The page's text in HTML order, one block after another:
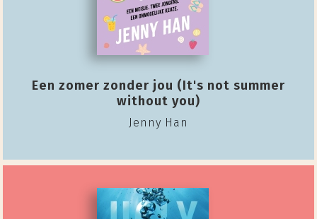
Een zomer zonder jou (It's not summer
without you)
Jenny Han